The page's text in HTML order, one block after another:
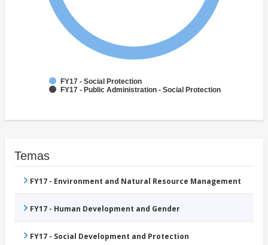
FY17 - Social Protection
FY17 - Public Administration - Social Protection
Temas
FY17 - Environment and Natural Resource Management
FY17 - Human Development and Gender
FY17 - Social Development and Protection